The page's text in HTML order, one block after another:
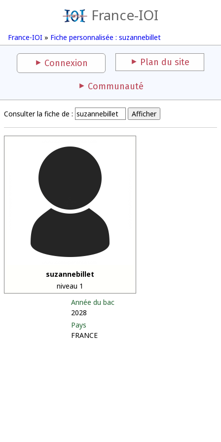
France-IOI
France-IOI » Fiche personnalisée : suzannebillet
Connexion Plan du site
Communauté
Consulter la fiche de :
suzannebillet
niveau 1
Année du bac
2028
Pays
FRANCE